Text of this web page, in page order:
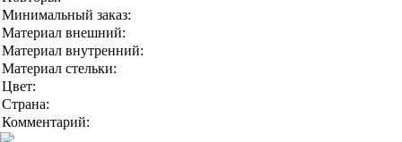
Минимальный заказ:
Материал внешний:
Материал внутренний:
Материал стельки:
Цвет:
Страна:
Комментарий: